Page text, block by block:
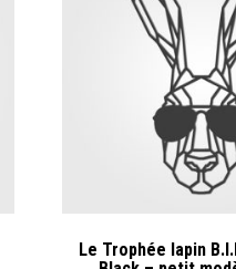
Le Trophée lapin